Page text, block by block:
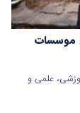
موسسات
علمی و